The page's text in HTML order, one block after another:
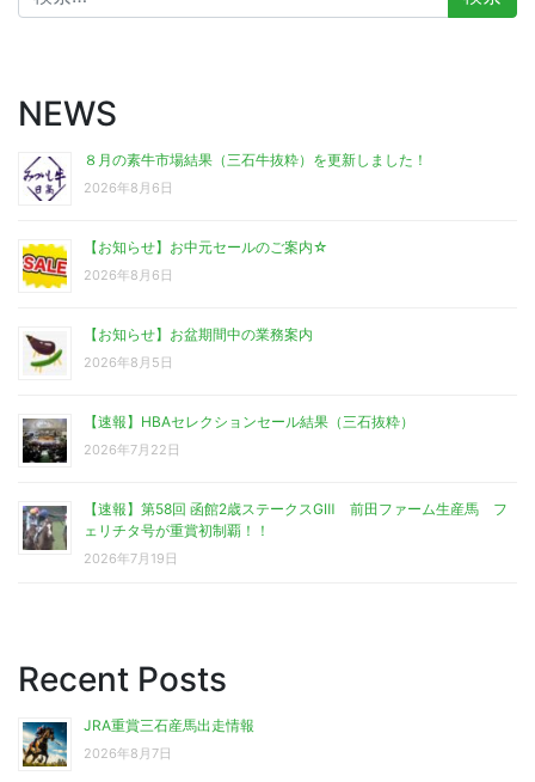
索:
NEWS
８月の素牛市場結果（三石牛抜粋）を更新しました！
2026年8月6日
【お知らせ】お中元セールのご案内☆
2026年8月6日
【お知らせ】お盆期間中の業務案内
2026年8月5日
【速報】HBAセレクションセール結果（三石抜粋）
2026年7月22日
【速報】第58回 函館2歳ステークスGⅢ 前田ファーム生産馬 フ
ェリチタ号が重賞初制覇！！
2026年7月19日
Recent Posts
JRA重賞三石産馬出走情報
2026年8月7日